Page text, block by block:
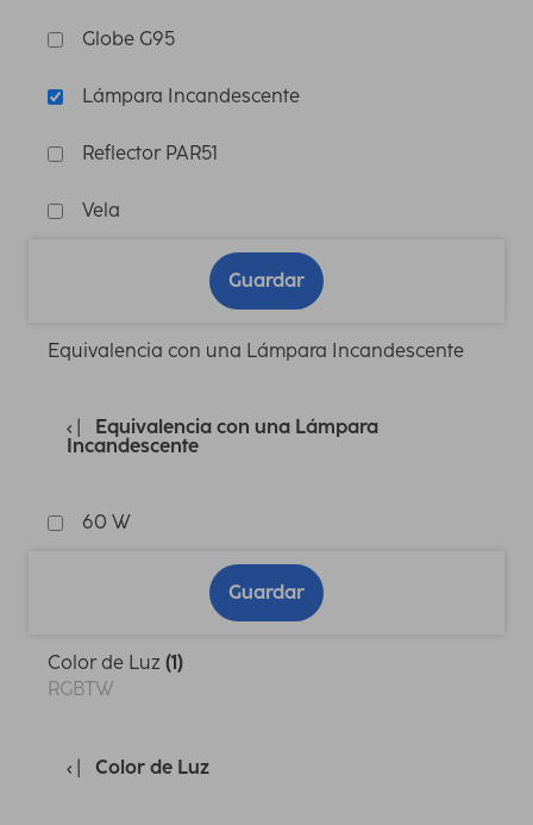
Globe G95
Lámpara Incandescente
Reflector PAR51
Vela
Guardar
Equivalencia con una Lámpara Incandescente
Equivalencia con una Lámpara
Incandescente
60 W
Guardar
Color de Luz (1)
RGBTW
Color de Luz